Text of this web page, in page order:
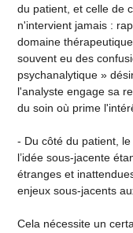
du patient, et celle de
n'intervient jamais :
domaine
souvent eu des
psychanalytique »
l'analyste engage sa
du soin où prime
- Du côté du patient, le
l’idée sous-jacente
étranges et
enjeux sous-jacents
Cela nécessite un